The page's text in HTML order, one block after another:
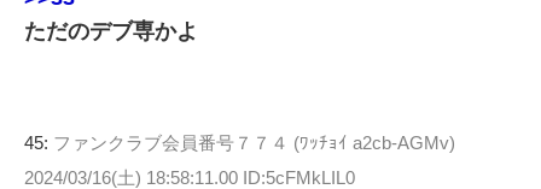
ただのデブ専かよ
45: ファンクラブ会員番号７７４ (ﾜｯﾁｮｲ a2cb-AGMv)
2024/03/16(土) 18:58:11.00 ID:5cFMkLIL0